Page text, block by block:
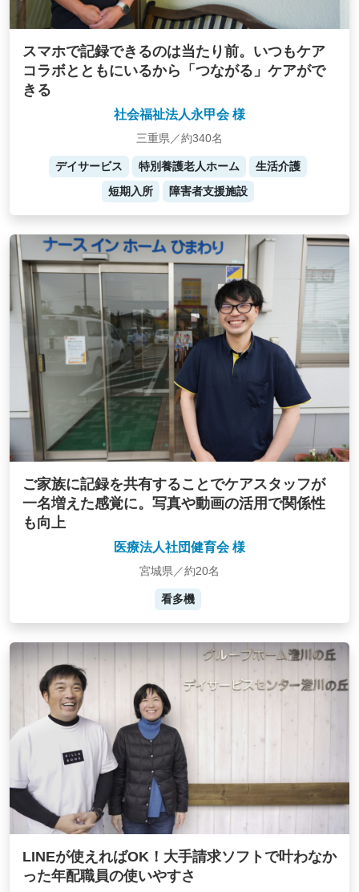
スマホで記録できるのは当たり前。いつもケア
コラボとともにいるから「つながる」ケアがで
きる
社会福祉法人永甲会 様
三重県／約340名
デイサービス 特別養護老人ホーム
生活介護
短期入所
障害者支援施設
ご家族に記録を共有することでケアスタッフが
一名増えた感覚に。写真や動画の活用で関係性
も向上
医療法人社団健育会 様
宮城県／約20名
看多機
LINEが使えればOK！大手請求ソフトで叶わなか
った年配職員の使いやすさ